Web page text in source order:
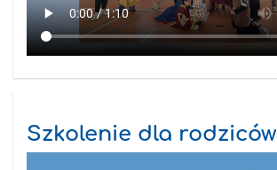
Szkolenie dla rodziców